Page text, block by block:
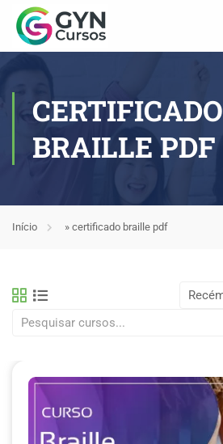
CERTIFICADO
BRAILLE PDF
Início » certificado braille pdf